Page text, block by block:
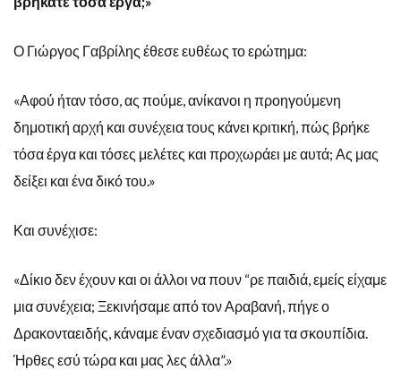
Ο Γιώργος Γαβρίλης έθεσε ευθέως το ερώτημα:
«Αφού ήταν τόσο, ας πούμε, ανίκανοι η προηγούμενη
δημοτική αρχή και συνέχεια τους κάνει κριτική, πώς βρήκε
τόσα έργα και τόσες μελέτες και προχωράει με αυτά; Ας μας
δείξει και ένα δικό του.»
Και συνέχισε:
«Δίκιο δεν έχουν και οι άλλοι να πουν “ρε παιδιά, εμείς είχαμε
μια συνέχεια; Ξεκινήσαμε από τον Αραβανή, πήγε ο
Δρακονταειδής, κάναμε έναν σχεδιασμό για τα σκουπίδια.
Ήρθες εσύ τώρα και μας λες άλλα”.»